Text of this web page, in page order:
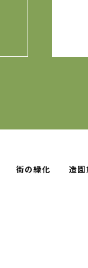
街の緑化 造園